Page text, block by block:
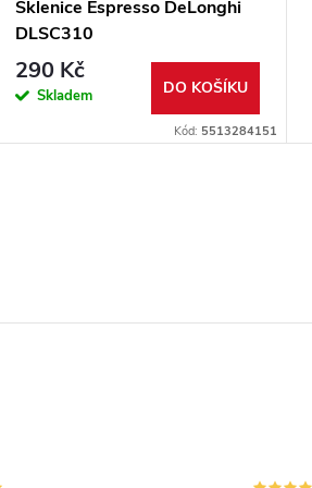
Sklenice Espresso DeLonghi
DLSC310
290 Kč
Skladem DO KOŠÍKU
Kód: 5513284151